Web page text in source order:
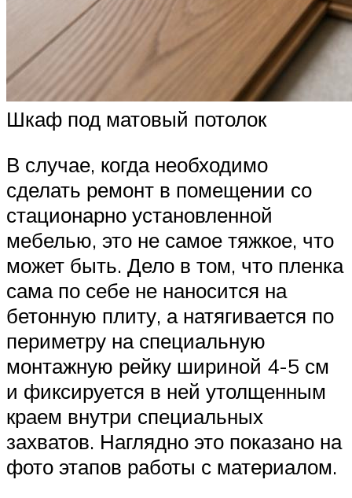
Шкаф под матовый потолок
В случае, когда необходимо
сделать ремонт в помещении со
стационарно установленной
мебелью, это не самое тяжкое, что
может быть. Дело в том, что пленка
сама по себе не наносится на
бетонную плиту, а натягивается по
периметру на специальную
монтажную рейку шириной 4-5 см
и фиксируется в ней утолщенным
краем внутри специальных
захватов. Наглядно это показано на
фото этапов работы с материалом.